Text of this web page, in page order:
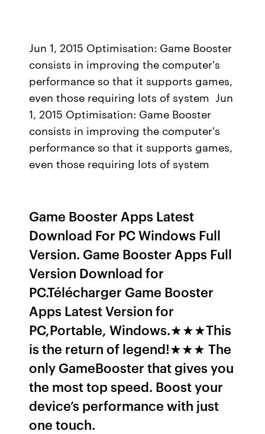
Jun 1, 2015 Optimisation: Game Booster
consists in improving the computer's
performance so that it supports games,
even those requiring lots of system Jun
1, 2015 Optimisation: Game Booster
consists in improving the computer's
performance so that it supports games,
even those requiring lots of system
Game Booster Apps Latest
Download For PC Windows Full
Version. Game Booster Apps Full
Version Download for
PC.Télécharger Game Booster
Apps Latest Version for
PC,Portable, Windows.★★★This
is the return of legend!★★★ The
only GameBooster that gives you
the most top speed. Boost your
device’s performance with just
one touch.